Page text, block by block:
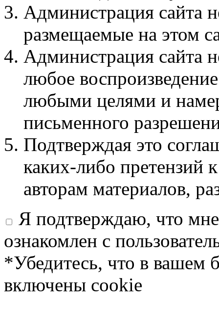
Администрация сайта
размещаемые на этом
Администрация сайта
любое
любыми целями и
письменного
Подтверждая это
каких-либо претензий
авторам материалов,
Я подтверждаю, что
ознакомлен с
*Убедитесь, что в вашем
включены cookie